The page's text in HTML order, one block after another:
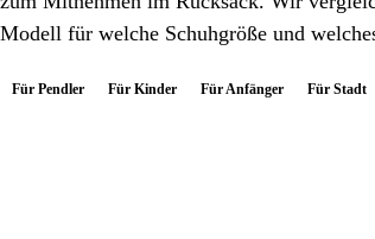
Modell für welche Schuhgröße und
Für Pendler Für Kinder Für Anfänger Für Stadt